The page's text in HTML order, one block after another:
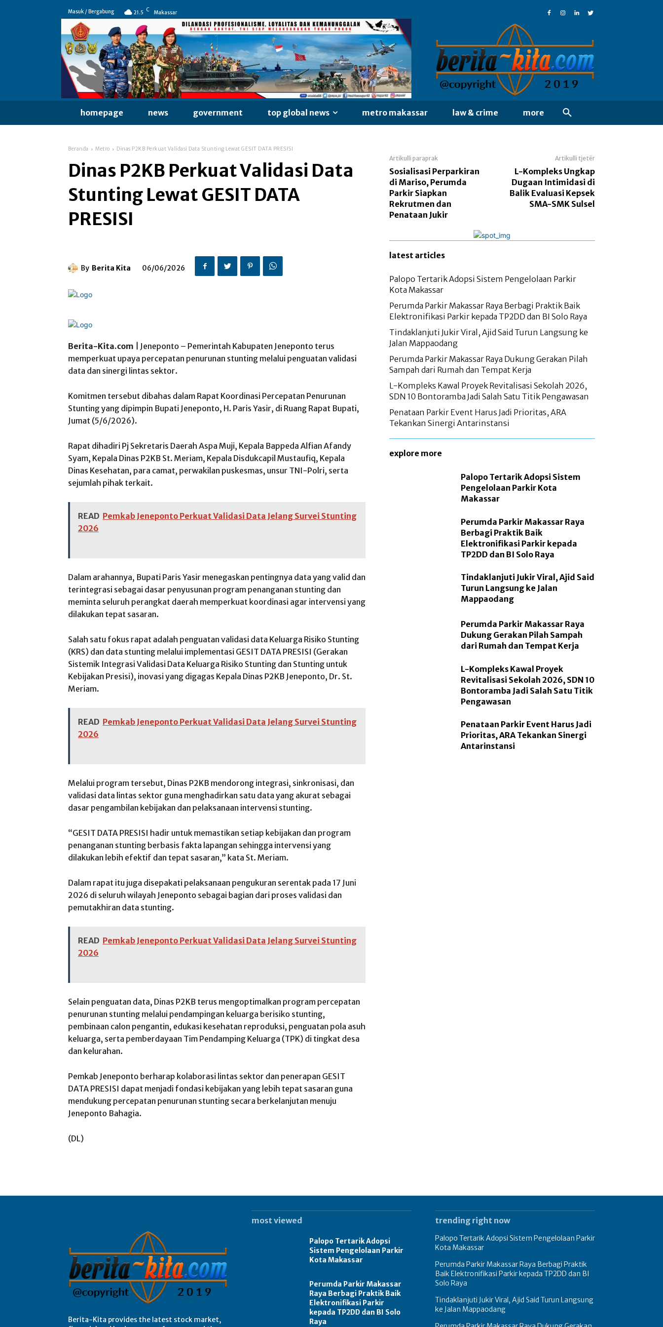
Masuk / Bergabung 21.5 C Makassar
homepage news government top global news metro makassar law & crime more
Beranda Metro Dinas P2KB Perkuat Validasi Data Stunting Lewat GESIT DATA PRESISI
Dinas P2KB Perkuat Validasi Data
Stunting Lewat GESIT DATA
PRESISI
By Berita Kita 06/06/2026
Berita-Kita.com | Jeneponto – Pemerintah Kabupaten Jeneponto terus
memperkuat upaya percepatan penurunan stunting melalui penguatan validasi
data dan sinergi lintas sektor.
Komitmen tersebut dibahas dalam Rapat Koordinasi Percepatan Penurunan
Stunting yang dipimpin Bupati Jeneponto, H. Paris Yasir, di Ruang Rapat Bupati,
Jumat (5/6/2026).
Rapat dihadiri Pj Sekretaris Daerah Aspa Muji, Kepala Bappeda Alfian Afandy
Syam, Kepala Dinas P2KB St. Meriam, Kepala Disdukcapil Mustaufiq, Kepala
Dinas Kesehatan, para camat, perwakilan puskesmas, unsur TNI-Polri, serta
sejumlah pihak terkait.
READ Pemkab Jeneponto Perkuat Validasi Data Jelang Survei Stunting
2026
Dalam arahannya, Bupati Paris Yasir menegaskan pentingnya data yang valid dan
terintegrasi sebagai dasar penyusunan program penanganan stunting dan
meminta seluruh perangkat daerah memperkuat koordinasi agar intervensi yang
dilakukan tepat sasaran.
Salah satu fokus rapat adalah penguatan validasi data Keluarga Risiko Stunting
(KRS) dan data stunting melalui implementasi GESIT DATA PRESISI (Gerakan
Sistemik Integrasi Validasi Data Keluarga Risiko Stunting dan Stunting untuk
Kebijakan Presisi), inovasi yang digagas Kepala Dinas P2KB Jeneponto, Dr. St.
Meriam.
READ Pemkab Jeneponto Perkuat Validasi Data Jelang Survei Stunting
2026
Melalui program tersebut, Dinas P2KB mendorong integrasi, sinkronisasi, dan
validasi data lintas sektor guna menghadirkan satu data yang akurat sebagai
dasar pengambilan kebijakan dan pelaksanaan intervensi stunting.
“GESIT DATA PRESISI hadir untuk memastikan setiap kebijakan dan program
penanganan stunting berbasis fakta lapangan sehingga intervensi yang
dilakukan lebih efektif dan tepat sasaran,” kata St. Meriam.
Dalam rapat itu juga disepakati pelaksanaan pengukuran serentak pada 17 Juni
2026 di seluruh wilayah Jeneponto sebagai bagian dari proses validasi dan
pemutakhiran data stunting.
READ Pemkab Jeneponto Perkuat Validasi Data Jelang Survei Stunting
2026
Selain penguatan data, Dinas P2KB terus mengoptimalkan program percepatan
penurunan stunting melalui pendampingan keluarga berisiko stunting,
pembinaan calon pengantin, edukasi kesehatan reproduksi, penguatan pola asuh
keluarga, serta pemberdayaan Tim Pendamping Keluarga (TPK) di tingkat desa
dan kelurahan.
Pemkab Jeneponto berharap kolaborasi lintas sektor dan penerapan GESIT
DATA PRESISI dapat menjadi fondasi kebijakan yang lebih tepat sasaran guna
mendukung percepatan penurunan stunting secara berkelanjutan menuju
Jeneponto Bahagia.
(DL)
Artikulli paraprak
Sosialisasi Perparkiran
di Mariso, Perumda
Parkir Siapkan
Rekrutmen dan
Penataan Jukir
Artikulli tjetër
L-Kompleks Ungkap
Dugaan Intimidasi di
Balik Evaluasi Kepsek
SMA-SMK Sulsel
latest articles
Palopo Tertarik Adopsi Sistem Pengelolaan Parkir
Kota Makassar
Perumda Parkir Makassar Raya Berbagi Praktik Baik
Elektronifikasi Parkir kepada TP2DD dan BI Solo Raya
Tindaklanjuti Jukir Viral, Ajid Said Turun Langsung ke
Jalan Mappaodang
Perumda Parkir Makassar Raya Dukung Gerakan Pilah
Sampah dari Rumah dan Tempat Kerja
L-Kompleks Kawal Proyek Revitalisasi Sekolah 2026,
SDN 10 Bontoramba Jadi Salah Satu Titik Pengawasan
Penataan Parkir Event Harus Jadi Prioritas, ARA
Tekankan Sinergi Antarinstansi
explore more
Palopo Tertarik Adopsi Sistem
Pengelolaan Parkir Kota
Makassar
Perumda Parkir Makassar Raya
Berbagi Praktik Baik
Elektronifikasi Parkir kepada
TP2DD dan BI Solo Raya
Tindaklanjuti Jukir Viral, Ajid Said
Turun Langsung ke Jalan
Mappaodang
Perumda Parkir Makassar Raya
Dukung Gerakan Pilah Sampah
dari Rumah dan Tempat Kerja
L-Kompleks Kawal Proyek
Revitalisasi Sekolah 2026, SDN 10
Bontoramba Jadi Salah Satu Titik
Pengawasan
Penataan Parkir Event Harus Jadi
Prioritas, ARA Tekankan Sinergi
Antarinstansi
Berita-Kita provides the latest stock market,
most viewed
Palopo Tertarik Adopsi
Sistem Pengelolaan Parkir
Kota Makassar
Perumda Parkir Makassar
Raya Berbagi Praktik Baik
Elektronifikasi Parkir
kepada TP2DD dan BI Solo
Raya
trending right now
Palopo Tertarik Adopsi Sistem Pengelolaan Parkir
Kota Makassar
Perumda Parkir Makassar Raya Berbagi Praktik
Baik Elektronifikasi Parkir kepada TP2DD dan BI
Solo Raya
Tindaklanjuti Jukir Viral, Ajid Said Turun Langsung
ke Jalan Mappaodang